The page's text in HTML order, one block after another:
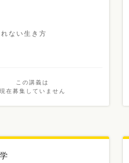
ない生き方
この講義は
現在募集していません